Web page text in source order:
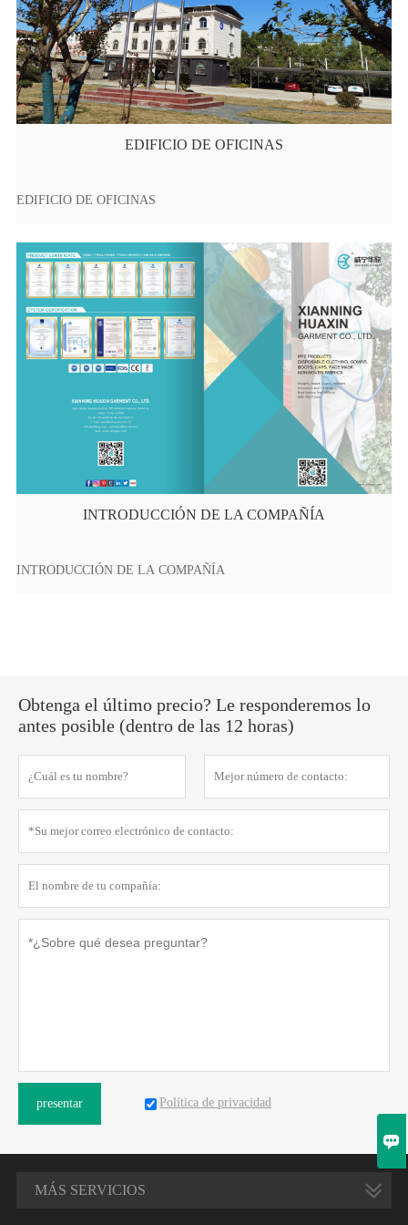
EDIFICIO DE OFICINAS
EDIFICIO DE OFICINAS
INTRODUCCIÓN DE LA COMPAÑÍA
INTRODUCCIÓN DE LA COMPAÑÍA
Obtenga el último precio? Le responderemos lo
antes posible (dentro de las 12 horas)
presentar Política de privacidad
MÁS SERVICIOS
